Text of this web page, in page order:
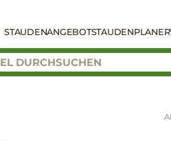
STAUDENANGEBOTSTAUDENPLANER